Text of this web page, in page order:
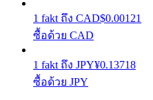
Launchpool
การเซ้งแบบยืดหยุ่นเพื่อรั
1 fakt ถึง CAD$0.00121
ซื้อด้วย CAD
1 fakt ถึง JPY¥0.13718
ซื้อด้วย JPY